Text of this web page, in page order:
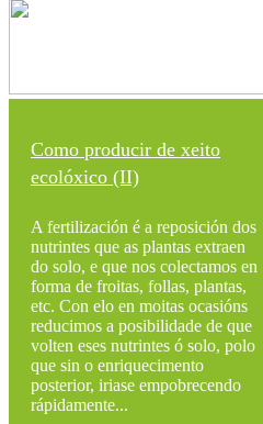
Como producir de xeito
ecolóxico (II)
A fertilización é a reposición dos
nutrintes que as plantas extraen
do solo, e que nos colectamos en
forma de froitas, follas, plantas,
etc. Con elo en moitas ocasións
reducimos a posibilidade de que
volten eses nutrintes ó solo, polo
que sin o enriquecimento
posterior, iriase empobrecendo
rápidamente...